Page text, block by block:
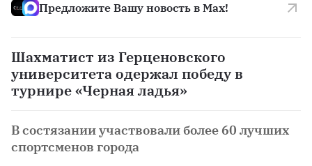
Предложите Вашу новость в Max!
Шахматист из Герценовского
университета одержал победу в
турнире «Черная ладья»
В состязании участвовали более 60 лучших
спортсменов города